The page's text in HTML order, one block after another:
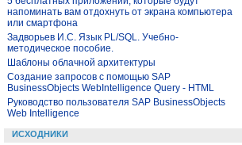
напоминать вам отдохнуть от экрана компьютера
или смартфона
Задворьев И.С. Язык PL/SQL. Учебно-
методическое пособие.
Шаблоны облачной архитектуры
Создание запросов с помощью SAP
BusinessObjects WebIntelligence Query - HTML
Руководство пользователя SAP BusinessObjects
Web Intelligence
ИСХОДНИКИ